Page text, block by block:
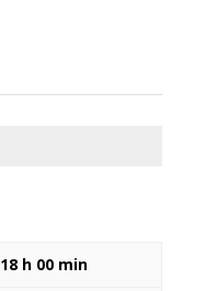
18 h 00 min